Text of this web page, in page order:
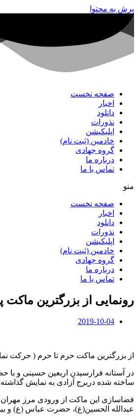
پرش به محتوا
صفحه نخست
اخبار
دانلود
نذورات
اپلیکیشن
خادمین (ثبت نام)
گروه جهادی
درباره ما
تماس با ما
منو
صفحه نخست
اخبار
دانلود
نذورات
اپلیکیشن
خادمین (ثبت نام)
گروه جهادی
درباره ما
تماس با ما
رونمایی از بزرگترین ماکت
2019-10-04
از بزرگترین ماکت حرم تا حرم ( حرکت نمادین پیاده‌روی اربعین )
در آستانه فرارسیدن اربعین حسینی و
ساخته شده دربرج آزادی به نمایش
فضاسازی این ماکت از ورودی مرز
عبدالله الحسین(ع)، حضرت عباس (ع) و